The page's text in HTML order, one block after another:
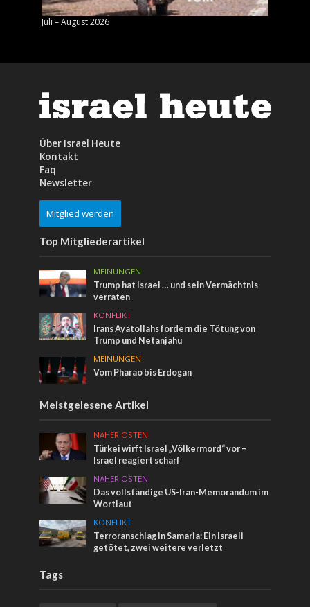
Juli – August 2026
Über Israel Heute
Kontakt
Faq
Newsletter
Mitglied werden
Top Mitgliederartikel
MEINUNGEN
Trump hat Israel … und sein Vermächtnis
verraten
KONFLIKT
Irans Ayatollahs fordern die Tötung von
Trump und Netanjahu
MEINUNGEN
Vom Pharao bis Erdogan
Meistgelesene Artikel
NAHER OSTEN
Türkei wirft Israel „Völkermord“ vor –
Israel reagiert scharf
NAHER OSTEN
Das vollständige US-Iran-Memorandum im
Wortlaut
KONFLIKT
Terroranschlag in Samaria: Ein Israeli
getötet, zwei weitere verletzt
Tags